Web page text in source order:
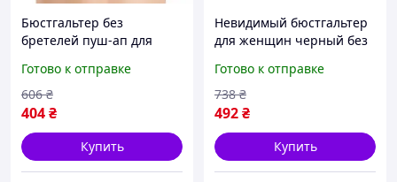
Бюстгальтер без
бретелей пуш-ап для
открытых плеч
экономичный
многоразовый FLAME
Готово к отправке
404₴
606 ₴
Купить
Невидимый бюстгальтер
для женщин черный без
пуш-ап для создания
декольте FLAME
Готово к отправке
492₴
738 ₴
Купить